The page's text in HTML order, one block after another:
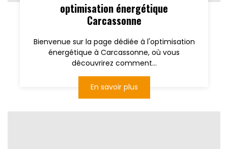
optimisation énergétique
Carcassonne
Bienvenue sur la page dédiée à l'optimisation
énergétique à Carcassonne, où vous
découvrirez comment...
En savoir plus